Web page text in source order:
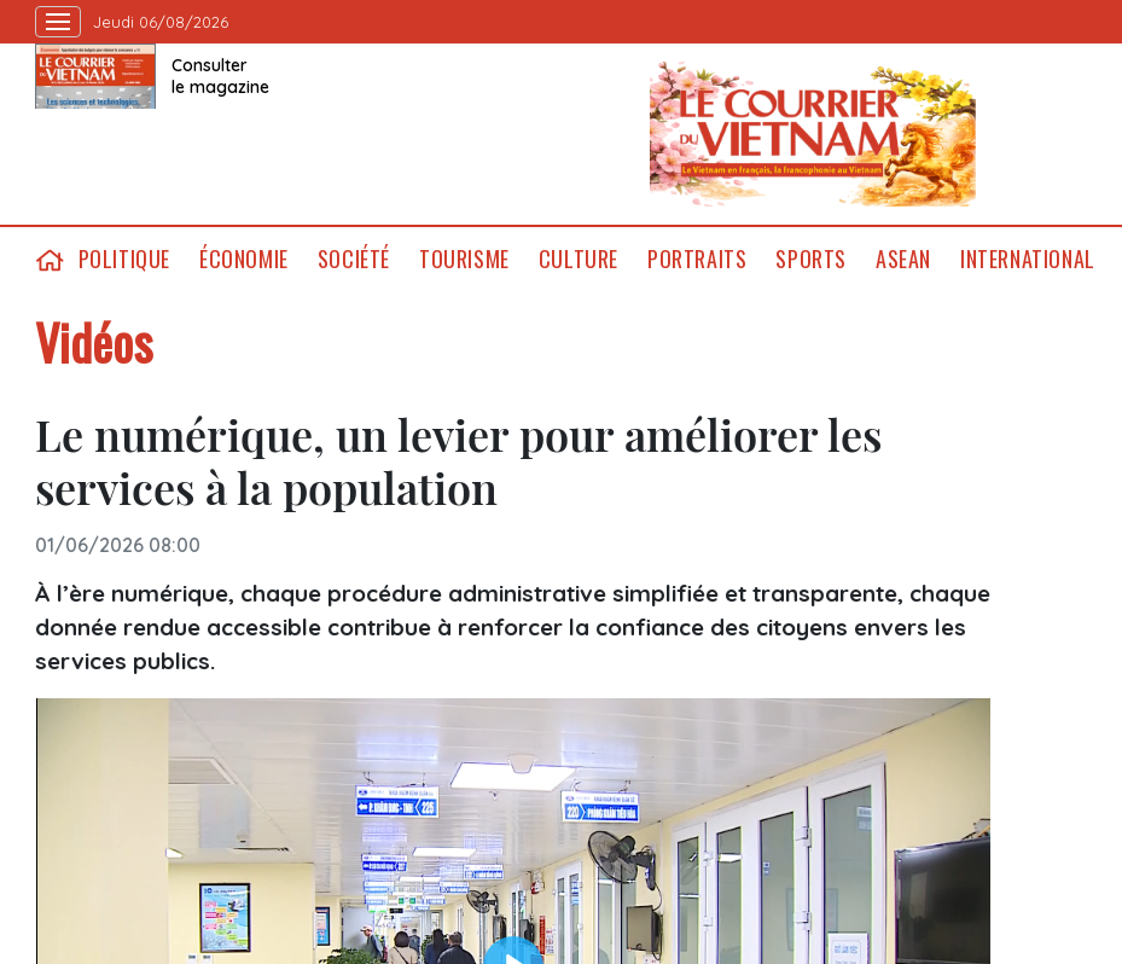
Jeudi 06/08/2026
Consulter
le magazine
POLITIQUE ÉCONOMIE SOCIÉTÉ TOURISME CULTURE PORTRAITS SPORTS ASEAN INTERNATIONAL
Vidéos
Le numérique, un levier pour améliorer les
services à la population
01/06/2026 08:00
À l’ère numérique, chaque procédure administrative simplifiée et transparente, chaque
donnée rendue accessible contribue à renforcer la confiance des citoyens envers les
services publics.